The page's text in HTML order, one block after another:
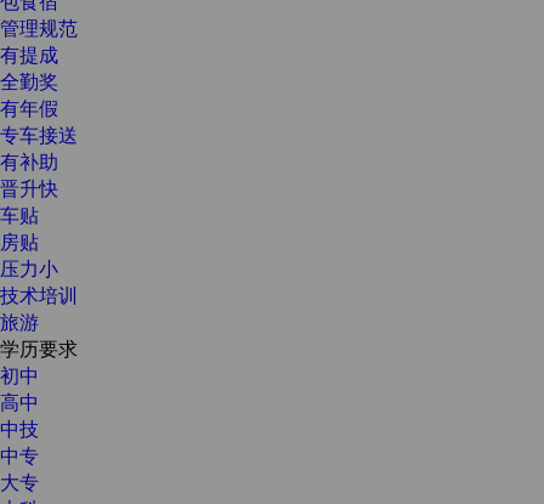
管理规范
有提成
全勤奖
有年假
专车接送
有补助
晋升快
车贴
房贴
压力小
技术培训
旅游
学历要求
初中
高中
中技
中专
大专